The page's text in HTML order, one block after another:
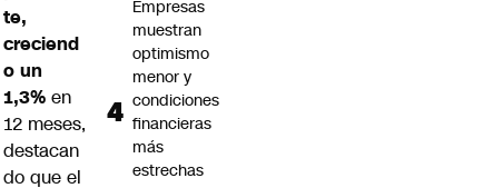
te,
creciend
o un
1,3% en
12 meses,
destacan
do que el
Empresas
muestran
optimismo
menor y
condiciones
financieras
más
estrechas